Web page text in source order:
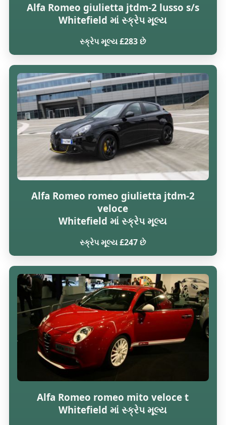
Alfa Romeo giulietta jtdm-2 lusso s/s
Whitefield માં સ્ક્રેપ મૂલ્ય
સ્ક્રેપ મૂલ્ય £283 છે
Alfa Romeo romeo giulietta jtdm-2
veloce
Whitefield માં સ્ક્રેપ મૂલ્ય
સ્ક્રેપ મૂલ્ય £247 છે
Alfa Romeo romeo mito veloce t
Whitefield માં સ્ક્રેપ મૂલ્ય